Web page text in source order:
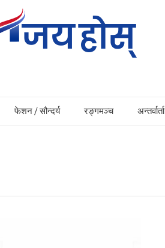
फेशन / सौन्दर्य रङ्गमञ्च अन्तर्वार्ता